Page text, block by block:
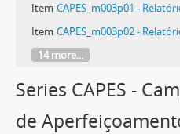
Item CAPES_m003p01 -
Item CAPES_m003p02 - Relatório de
14 more...
Series CAPES -
de